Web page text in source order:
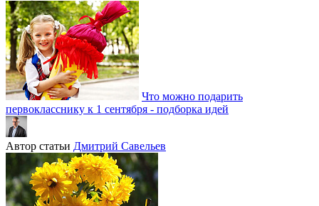
Что можно подарить
первокласснику к 1 сентября - подборка идей
Автор статьи Дмитрий Савельев